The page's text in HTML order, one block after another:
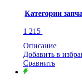
Категории
1 215
Описание
Добавить в
Сравнить